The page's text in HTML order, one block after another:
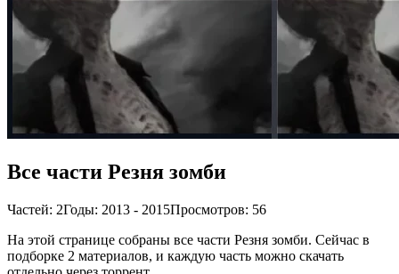
Все части Резня зомби
Частей: 2Годы: 2013 - 2015Просмотров: 56
На этой странице собраны все части Резня зомби. Сейчас в
подборке 2 материалов, и каждую часть можно скачать